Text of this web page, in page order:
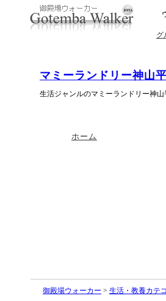
グ
マミーランドリー神山
生活ジャンルのマミーランドリー神山
ホーム
御殿場ウォーカー > 生活・教養カテ